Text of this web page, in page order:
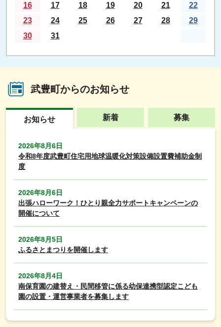
16
17 18 19 20 21
22
23
24 25 26 27 28
29
30
31
武豊町からのお知らせ
お知らせ 新着 募集
2026年8月6日
令和8年度武豊町住宅用地球温暖化対策設備設置費補助金制
度
2026年8月6日
出張ハローワーク！ひとり親全力サポートキャンペーンの
開催について
2026年8月5日
ふるさとまつりを開催します
2026年8月4日
南保育園の建替え・民間移管に係る幼保連携型認定こども
園の設置・運営事業者を募集します
2026年8月1日